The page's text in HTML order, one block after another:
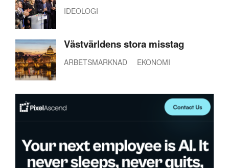
IDEOLOGI
Västvärldens stora misstag
ARBETSMARKNAD EKONOMI